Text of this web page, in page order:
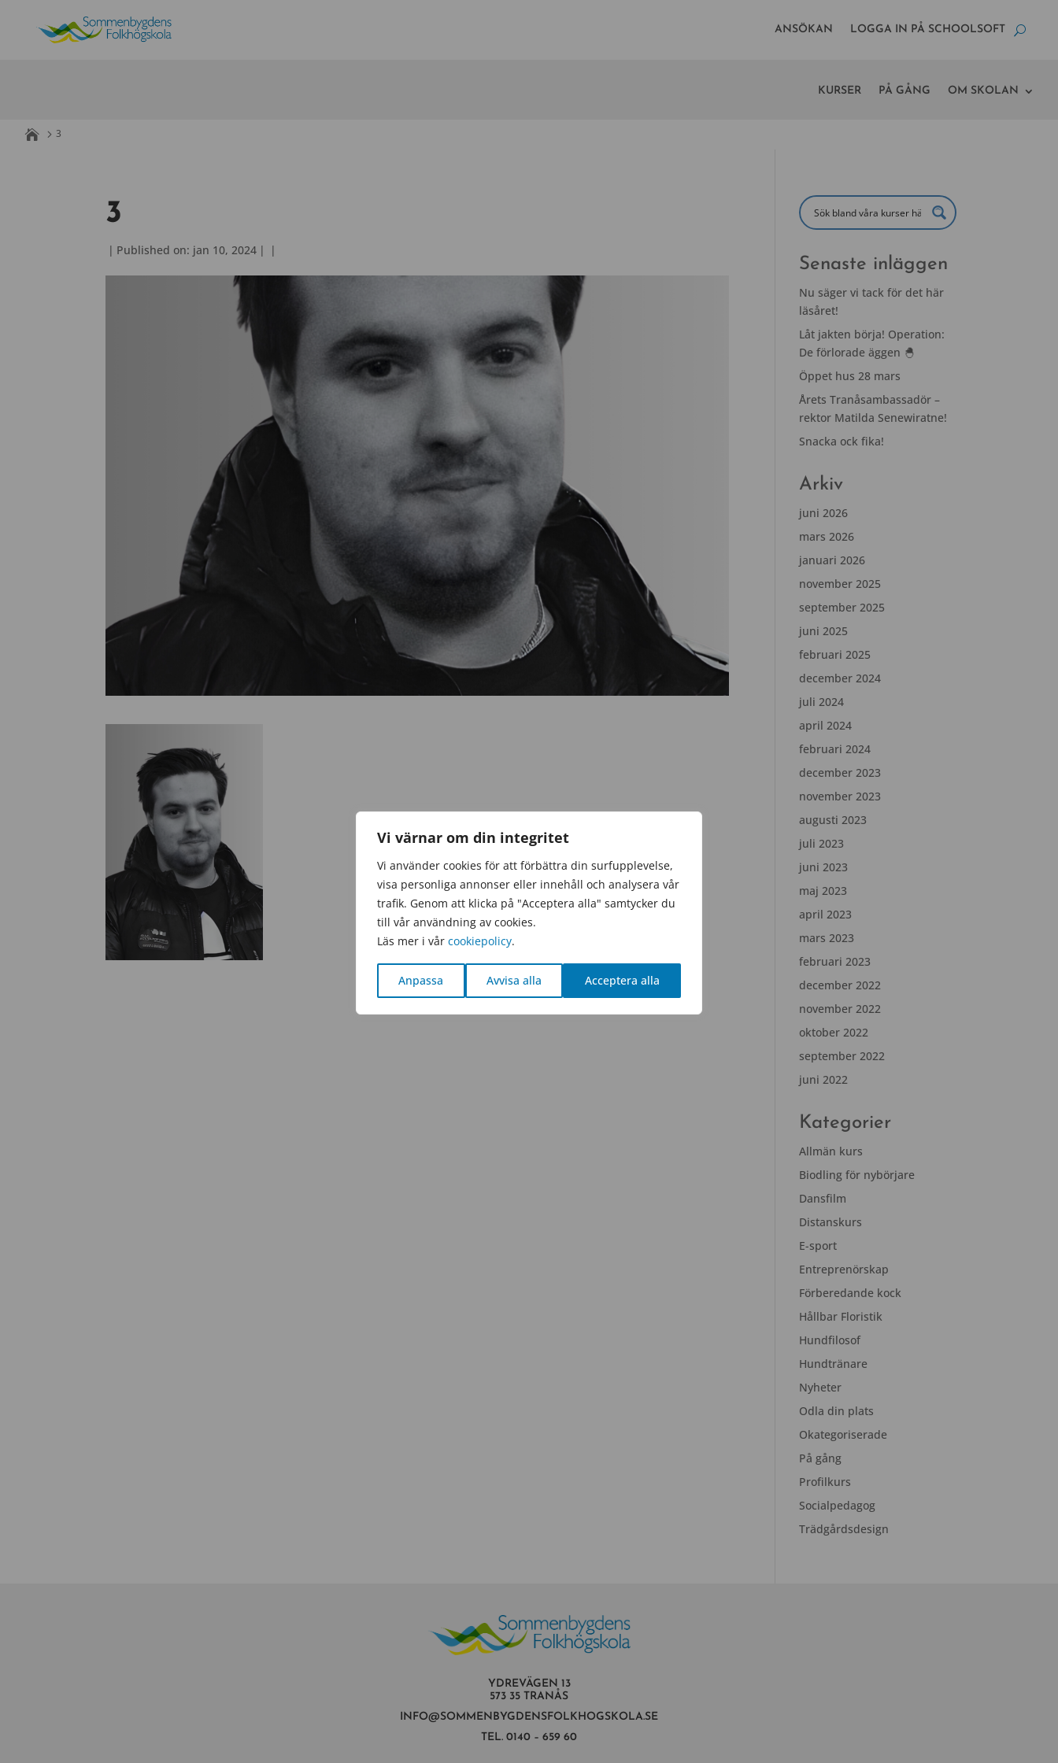
content
Vi värnar om din integritet
Vi använder cookies för att förbättra din surfupplevelse,
visa personliga annonser eller innehåll och analysera vår
trafik. Genom att klicka på "Acceptera alla" samtycker du
till vår användning av cookies.
Läs mer i vår cookiepolicy.
Anpassa Avvisa alla Acceptera alla
ANSÖKAN LOGGA IN PÅ SCHOOLSOFT
KURSER PÅ GÅNG OM SKOLAN
3
3
| Published on: jan 10, 2024 | |
Senaste inläggen
Nu säger vi tack för det här
läsåret!
Låt jakten börja! Operation:
De förlorade äggen 🐣
Öppet hus 28 mars
Årets Tranåsambassadör –
rektor Matilda Senewiratne!
Snacka ock fika!
Arkiv
juni 2026
mars 2026
januari 2026
november 2025
september 2025
juni 2025
februari 2025
december 2024
juli 2024
april 2024
februari 2024
december 2023
november 2023
augusti 2023
juli 2023
juni 2023
maj 2023
april 2023
mars 2023
februari 2023
december 2022
november 2022
oktober 2022
september 2022
juni 2022
Kategorier
Allmän kurs
Biodling för nybörjare
Dansfilm
Distanskurs
E-sport
Entreprenörskap
Förberedande kock
Hållbar Floristik
Hundfilosof
Hundtränare
Nyheter
Odla din plats
Okategoriserade
På gång
Profilkurs
Socialpedagog
Trädgårdsdesign
YDREVÄGEN 13
573 35 TRANÅS
INFO@SOMMENBYGDENSFOLKHOGSKOLA.SE
TEL. 0140 – 659 60